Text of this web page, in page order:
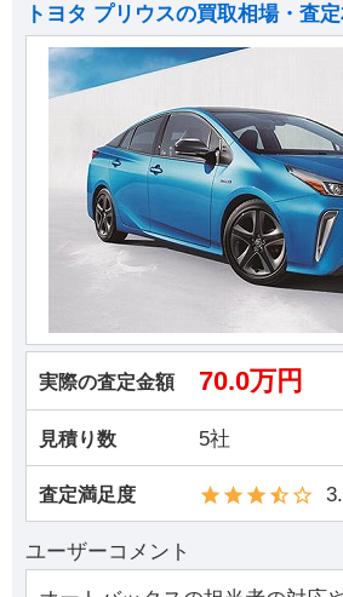
トヨタ プリウスの買取相場・査
実際の査定金額 70.0万円
見積り数 5社
査定満足度
ユーザーコメント